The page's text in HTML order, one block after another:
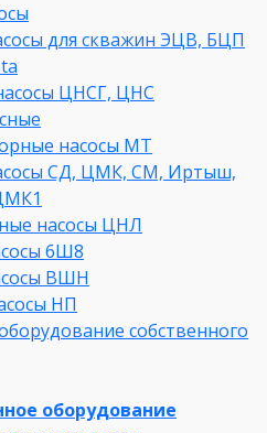
для скважин ЭЦВ, БЦП
ЦНСГ, ЦНС
насосы МТ
СД, ЦМК, СМ, Иртыш,
насосы ЦНЛ
6Ш8
ВШН
НП
собственного
оборудование